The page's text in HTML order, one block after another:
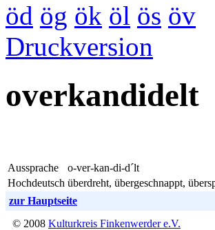
öd ög ök öl ös öv
Druckversion
overkandidelt
Aussprache
o-ver-kan-di-d´lt
Hochdeutsch überdreht, übergeschnappt,
zur Hauptseite
© 2008 Kulturkreis Finkenwerder e.V.